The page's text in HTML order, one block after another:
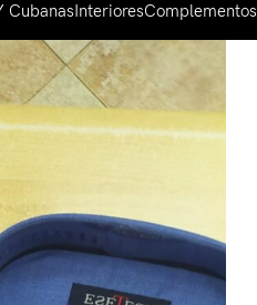
CubanasInterioresComplementos